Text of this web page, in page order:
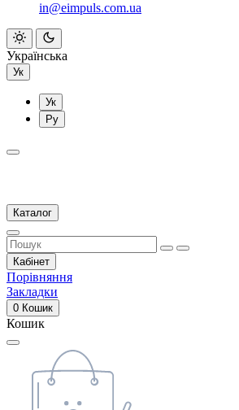
in@eimpuls.com.ua
Українська
Ук
Ук
Ру
Каталог
Кабінет
Порівняння
Закладки
0 Кошик
Кошик